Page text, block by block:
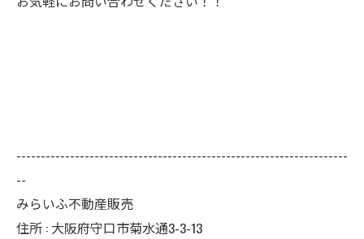
--------------------------------------------------------------------
--
みらいふ不動産販売
住所 : 大阪府守口市菊水通3-3-13